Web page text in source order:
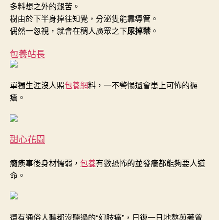
多料想之外的艱苦。
樹由於下半身掉往知覺，分泌隻能靠導管。
偶然一忽視，就會在稠人廣眾之下尿掉禁 。
包養站長
單獨生涯沒人照包養網料，一不警惕還會患上可怖的褥
瘡。
甜心花園
癱瘓事後身材懦弱， 包養有數恐怖的並發癥都能夠要人道
命。
還有通俗人聽都沒聽過的“幻肢痛”，日復一日地熬煎著曾